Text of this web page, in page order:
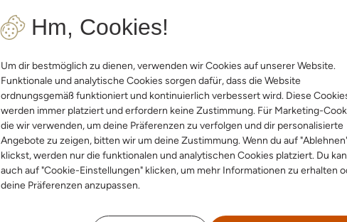
Hm, Cookies!
Um dir bestmöglich zu dienen, verwenden wir Cookies auf unserer Website.
Funktionale und analytische Cookies sorgen dafür, dass die Website
ordnungsgemäß funktioniert und kontinuierlich verbessert wird. Diese
werden immer platziert und erfordern keine Zustimmung. Für Marketing-
die wir verwenden, um deine Präferenzen zu verfolgen und dir personalisierte
Angebote zu zeigen, bitten wir um deine Zustimmung. Wenn du auf
klickst, werden nur die funktionalen und analytischen Cookies platziert. Du
auch auf "Cookie-Einstellungen" klicken, um mehr Informationen zu erhalten
deine Präferenzen anzupassen.